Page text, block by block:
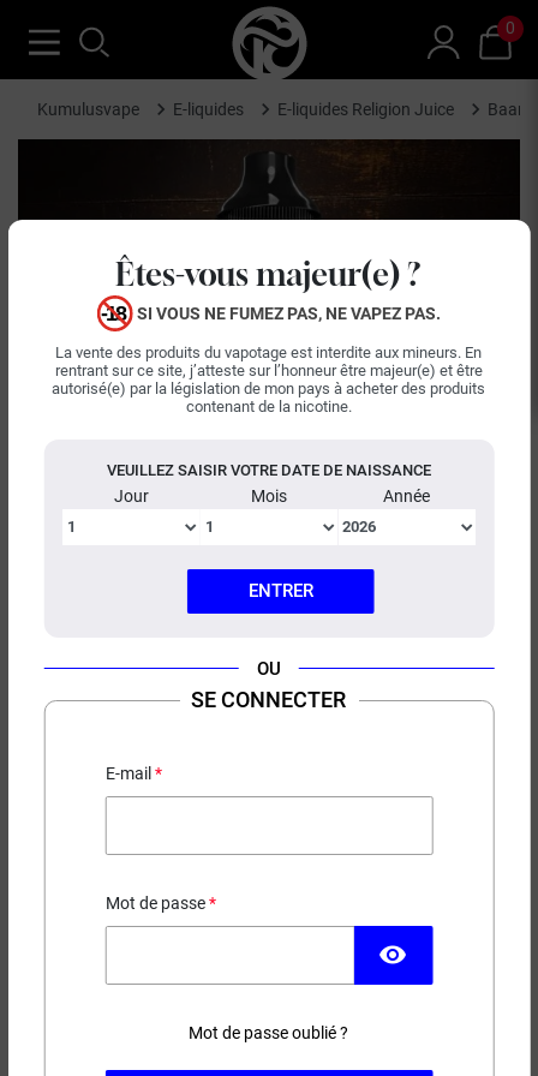
Êtes-vous majeur(e) ?
SI VOUS NE FUMEZ PAS, NE VAPEZ PAS.
La vente des produits du vapotage est interdite aux mineurs. En
rentrant sur ce site, j’atteste sur l’honneur être majeur(e) et être
autorisé(e) par la législation de mon pays à acheter des produits
contenant de la nicotine.
VEUILLEZ SAISIR VOTRE DATE DE NAISSANCE
Jour Mois Année
ENTRER
OU
SE CONNECTER
E-mail
Mot de passe
visibility
Mot de passe oublié ?
0
Kumulusvape E-liquides E-liquides Religion Juice
E-LIQUIDE BAANANA TRIP
(41 avis)
Banane flambée - Caramel - Custard
19,90 €
Taux de nicotine